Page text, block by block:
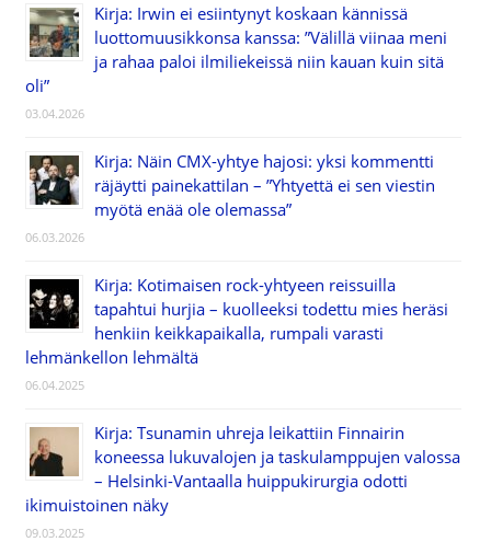
Kirja: Irwin ei esiintynyt koskaan kännissä
luottomuusikkonsa kanssa: ”Välillä viinaa meni
ja rahaa paloi ilmiliekeissä niin kauan kuin sitä
oli”
03.04.2026
Kirja: Näin CMX-yhtye hajosi: yksi kommentti
räjäytti painekattilan – ”Yhtyettä ei sen viestin
myötä enää ole olemassa”
06.03.2026
Kirja: Kotimaisen rock-yhtyeen reissuilla
tapahtui hurjia – kuolleeksi todettu mies heräsi
henkiin keikkapaikalla, rumpali varasti
lehmänkellon lehmältä
06.04.2025
Kirja: Tsunamin uhreja leikattiin Finnairin
koneessa lukuvalojen ja taskulamppujen valossa
– Helsinki-Vantaalla huippukirurgia odotti
ikimuistoinen näky
09.03.2025